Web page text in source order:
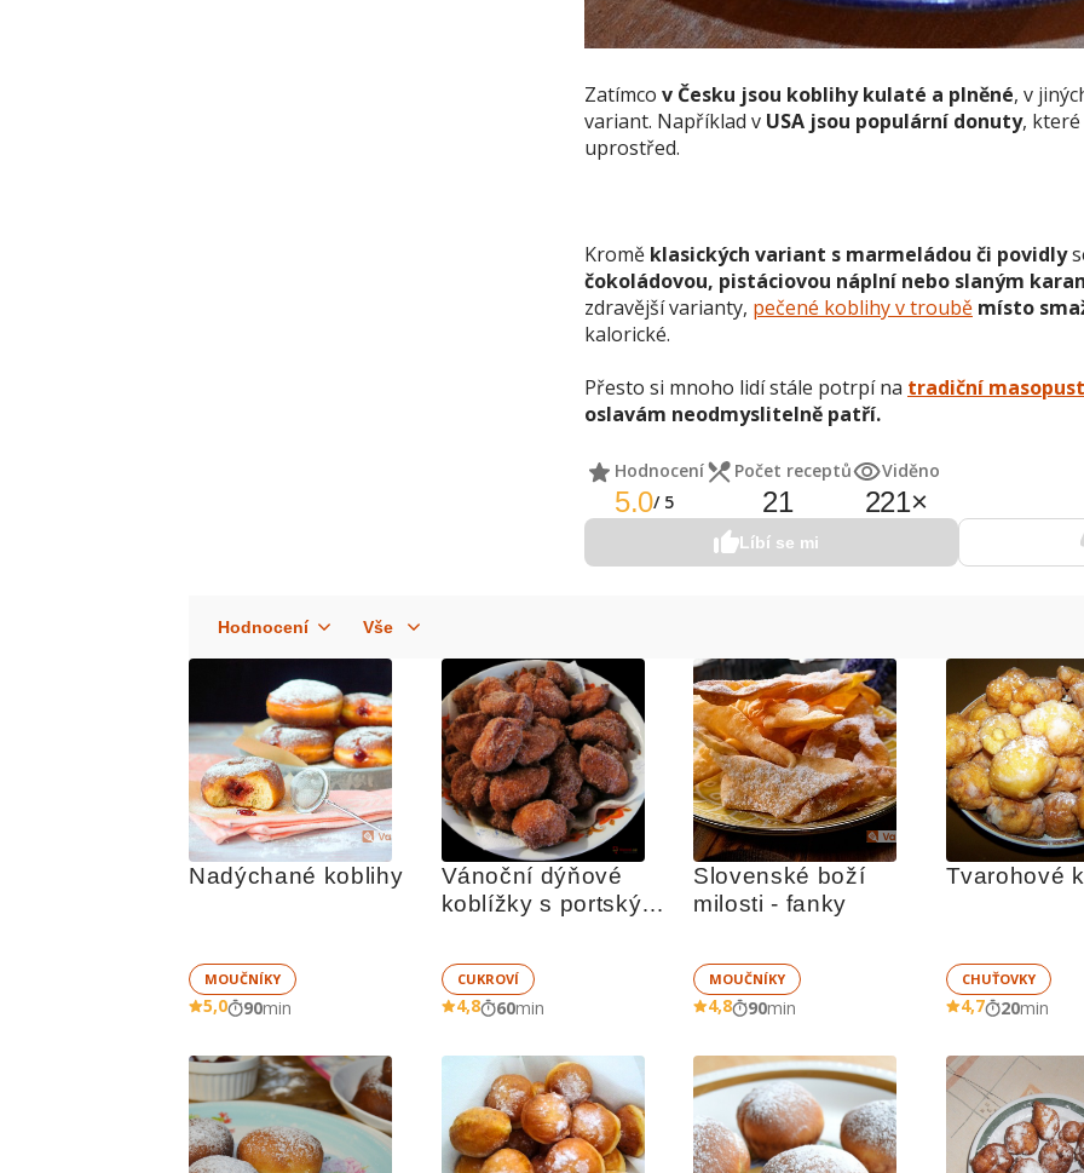
Zatímco v Česku jsou koblihy kulaté a plněné, v
variant. Například v USA jsou populární donuty,
uprostřed.
Kromě klasických variant s marmeládou či povidly
čokoládovou, pistáciovou náplní nebo slaným
zdravější varianty, pečené koblihy v troubě místo
kalorické.
Přesto si mnoho lidí stále potrpí na tradiční
oslavám neodmyslitelně patří.
Hodnocení
5.0/ 5
Počet receptů
21
Viděno
221×
Líbí se mi
Nadýchané koblihy
MOUČNÍKY
5,0 90min
Vánoční dýňové
koblížky s portským
CUKROVÍ
4,8 60min
Slovenské boží
milosti - fanky
MOUČNÍKY
4,8 90min
Tvarohové
CHUŤOVKY
4,7 20min